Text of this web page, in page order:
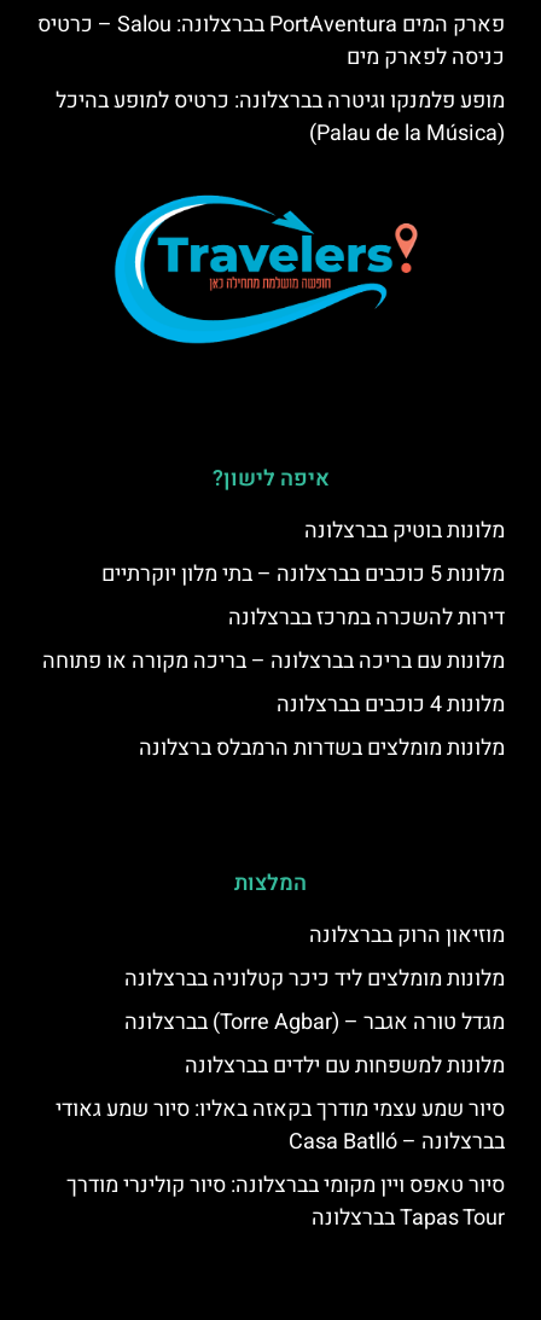
פארק המים PortAventura בברצלונה: Salou – כרטיס
כניסה לפארק מים
מופע פלמנקו וגיטרה בברצלונה: כרטיס למופע בהיכל
(Palau de la Música)
איפה לישון?
מלונות בוטיק בברצלונה
מלונות 5 כוכבים בברצלונה – בתי מלון יוקרתיים
דירות להשכרה במרכז בברצלונה
מלונות עם בריכה בברצלונה – בריכה מקורה או פתוחה
מלונות 4 כוכבים בברצלונה
מלונות מומלצים בשדרות הרמבלס ברצלונה
המלצות
מוזיאון הרוק בברצלונה
מלונות מומלצים ליד כיכר קטלוניה בברצלונה
מגדל טורה אגבר – (‪Torre Agbar‬) בברצלונה
מלונות למשפחות עם ילדים בברצלונה
סיור שמע עצמי מודרך בקאזה באליו: סיור שמע גאודי
בברצלונה – Casa Batlló
סיור טאפס ויין מקומי בברצלונה: סיור קולינרי מודרך
Tapas Tour בברצלונה